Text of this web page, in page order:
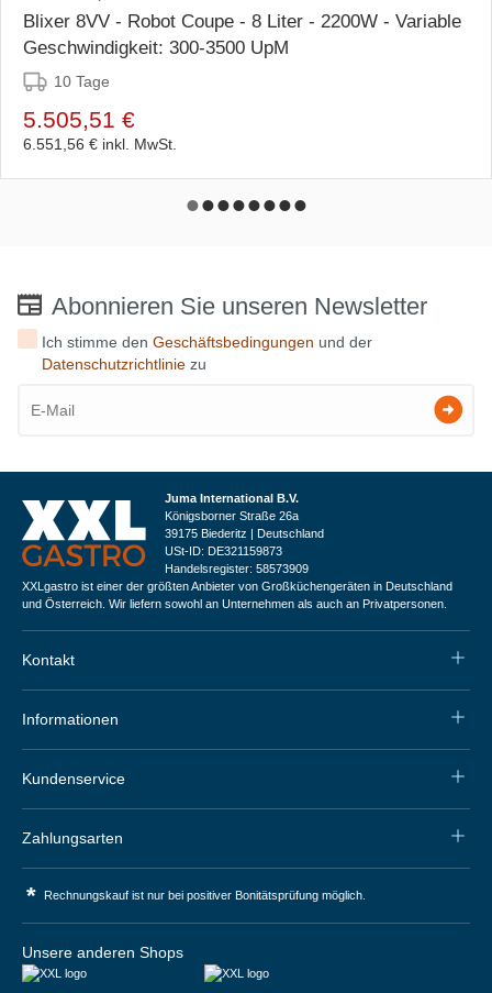
Blixer 8VV - Robot Coupe - 8 Liter - 2200W - Variable
Geschwindigkeit: 300-3500 UpM
10 Tage
5.505,51 €
6.551,56 € inkl. MwSt.
Abonnieren Sie unseren Newsletter
Ich stimme denGeschäftsbedingungen und der
Datenschutzrichtlinie zu
Juma International B.V.
Königsborner Straße 26a
39175 Biederitz | Deutschland
USt-ID: DE321159873
Handelsregister: 58573909
XXLgastro ist einer der größten Anbieter von Großküchengeräten in Deutschland
und Österreich. Wir liefern sowohl an Unternehmen als auch an Privatpersonen.
Kontakt
Informationen
Kundenservice
Zahlungsarten
* Rechnungskauf ist nur bei positiver Bonitätsprüfung möglich.
Unsere anderen Shops